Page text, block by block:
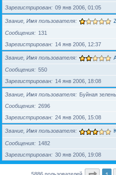
Зарегистрирован
09 янв 2006, 01:05
Звание, Имя пользователя
Сообщения
131
Зарегистрирован
14 янв 2006, 12:37
Звание, Имя пользователя
Сообщения
550
Зарегистрирован
14 янв 2006, 18:08
Звание, Имя пользователя Буйная зелень
Сообщения
2696
Зарегистрирован
24 янв 2006, 15:08
Звание, Имя пользователя
Сообщения
1482
Зарегистрирован
30 янв 2006, 19:08
5886 пользователей